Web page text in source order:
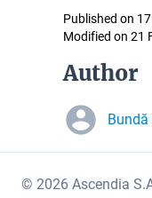
Published on
Modified on 21
Author
Bundă
© 2026 Ascendia